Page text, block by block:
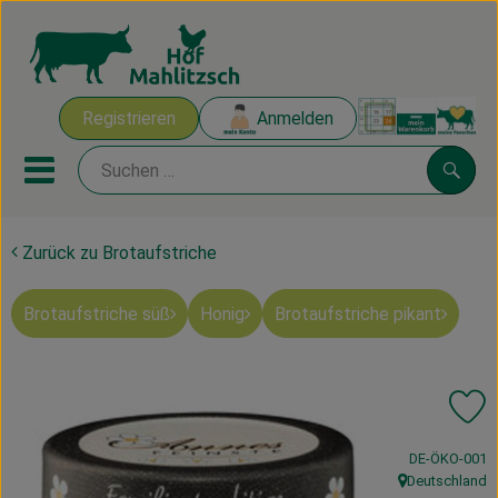
Registrieren Anmelden
Mobiles Menu öffnen oder
Ökokisten
Mahlitzscher Produkte
Ökokisten
Obst & Gemüse
Zurück zu Brotaufstriche
Brotaufstriche süß Honig Brotaufstriche pikant
,DE-ÖKO-001
, Herkunft:
Deutschland